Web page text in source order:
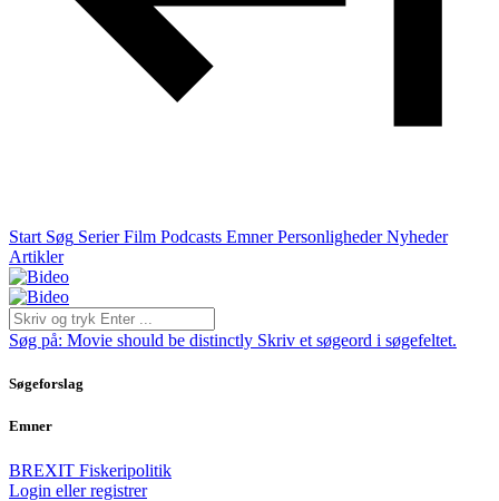
Start Søg Serier Film Podcasts Emner Personligheder Nyheder
Artikler
Søg på: Movie should be distinctly Skriv et søgeord i søgefeltet.
Søgeforslag
Emner
BREXIT Fiskeripolitik
Login eller registrer